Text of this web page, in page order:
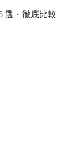
選・徹底比較